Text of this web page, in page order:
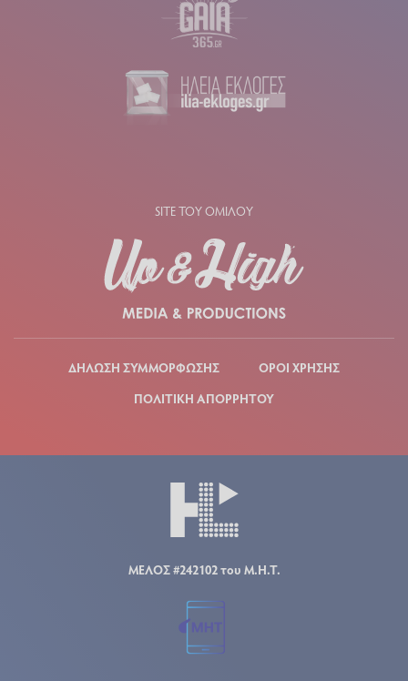
SITE ΤΟΥ ΟΜΙΛΟΥ
ΔΗΛΩΣΗ ΣΥΜΜΟΡΦΩΣΗΣ
ΟΡΟΙ ΧΡΗΣΗΣ
ΠΟΛΙΤΙΚΗ ΑΠΟΡΡΗΤΟΥ
ΜΕΛΟΣ #242102 του Μ.Η.Τ.